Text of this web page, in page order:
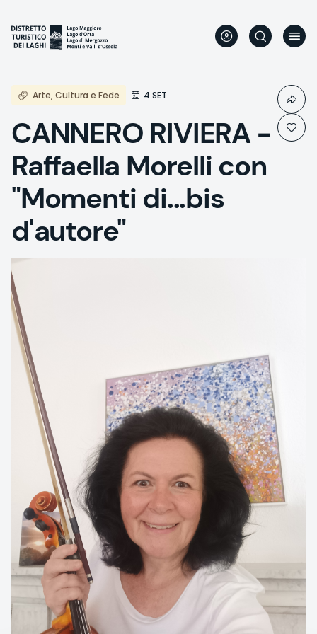
main
content
Arte, Cultura e Fede 4 SET
CANNERO RIVIERA -
Raffaella Morelli con
"Momenti di...bis
d'autore"